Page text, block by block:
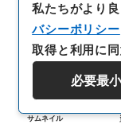
サムネイル
私たちがより
バシーポリシー
取得と利用に
必要最